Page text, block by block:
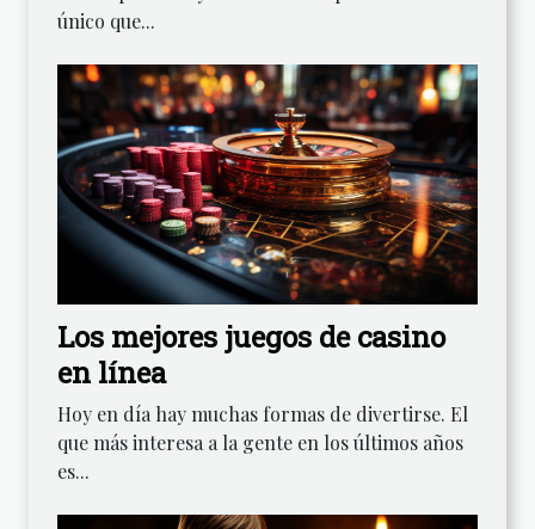
único que...
Los mejores juegos de casino
en línea
Hoy en día hay muchas formas de divertirse. El
que más interesa a la gente en los últimos años
es...